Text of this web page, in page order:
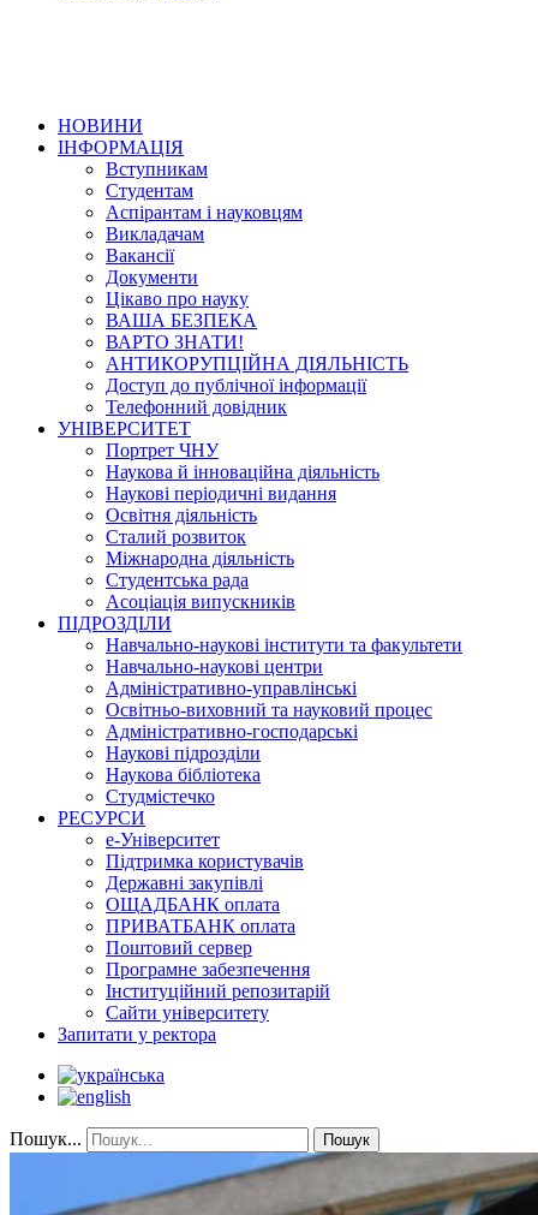
НОВИНИ
ІНФОРМАЦІЯ
Вступникам
Студентам
Аспірантам і науковцям
Викладачам
Вакансії
Документи
Цікаво про науку
ВАША БЕЗПЕКА
ВАРТО ЗНАТИ!
АНТИКОРУПЦІЙНА ДІЯЛЬНІСТЬ
Доступ до публічної інформації
Телефонний довідник
УНІВЕРСИТЕТ
Портрет ЧНУ
Наукова й інноваційна діяльність
Наукові періодичні видання
Освітня діяльність
Сталий розвиток
Міжнародна діяльність
Студентська рада
Асоціація випускників
ПІДРОЗДІЛИ
Навчально-наукові інститути та факультети
Навчально-наукові центри
Адміністративно-управлінські
Освітньо-виховний та науковий процес
Адміністративно-господарські
Наукові підрозділи
Наукова бібліотека
Студмістечко
РЕСУРСИ
е-Університет
Підтримка користувачів
Державні закупівлі
ОЩАДБАНК оплата
ПРИВАТБАНК оплата
Поштовий сервер
Програмне забезпечення
Інституційний репозитарій
Сайти університету
Запитати у ректора
Пошук... Пошук